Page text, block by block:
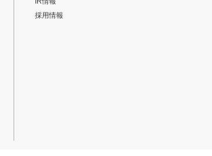
採用情報